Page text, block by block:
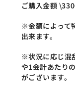
ご購入金額
※金額によって
出来ます。
※状況に応じ混
や1会計あたり
がございます。